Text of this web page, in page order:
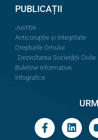
PUBLICAȚII
Justiție
Anticorupție și Integritate
Drepturile Omului
Dezvoltarea Societății Civile
Buletine informative
Infografice